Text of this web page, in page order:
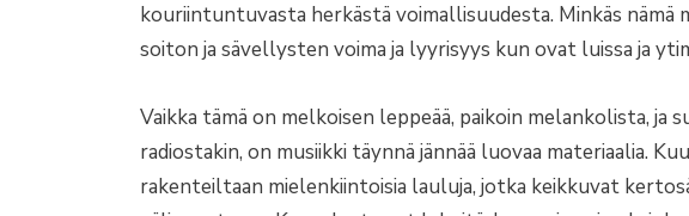
kouriintuntuvasta herkästä voimallisuudesta. Minkäs nämä
soiton ja sävellysten voima ja lyyrisyys kun ovat luissa ja
Vaikka tämä on melkoisen leppeää, paikoin melankolista, ja
radiostakin, on musiikki täynnä jännää luovaa materiaalia.
rakenteiltaan mielenkiintoisia lauluja, jotka keikkuvat